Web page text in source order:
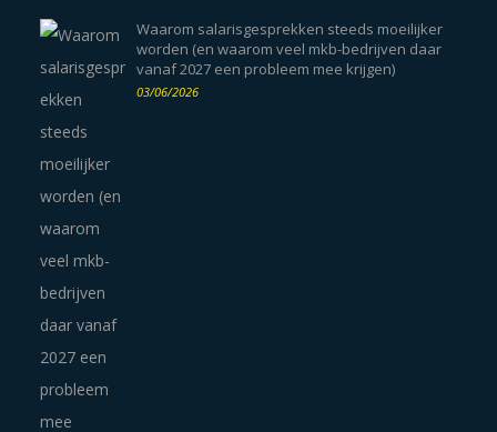
Waarom salarisgesprekken steeds moeilijker
worden (en waarom veel mkb-bedrijven daar
vanaf 2027 een probleem mee krijgen)
03/06/2026